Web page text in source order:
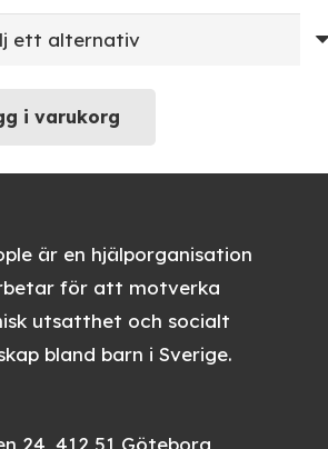
i varukorg
är en hjälporganisation
för att motverka
utsatthet och socialt
bland barn i Sverige.
24, 412 51 Göteborg